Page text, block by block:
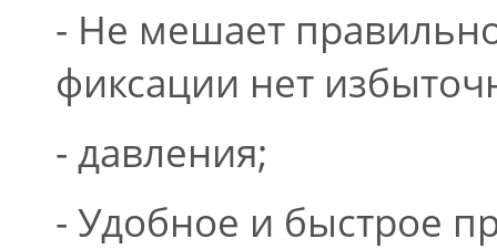
- Не мешает
фиксации нет
- давления;
- Удобное и быстрое